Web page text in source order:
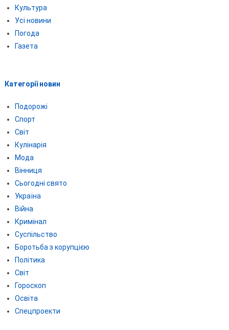
Культура
Усі новини
Погода
Газета
Категорії новин
Подорожі
Спорт
Світ
Кулінарія
Мода
Вінниця
Сьогодні свято
Україна
Війна
Кримінал
Суспільство
Боротьба з корупцією
Політика
Світ
Гороскоп
Освіта
Спецпроекти